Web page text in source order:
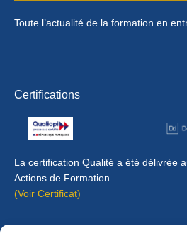
Toute l’actualité de la formation en
Certifications
La certification Qualité a été délivrée
Actions de Formation
(Voir Certificat)